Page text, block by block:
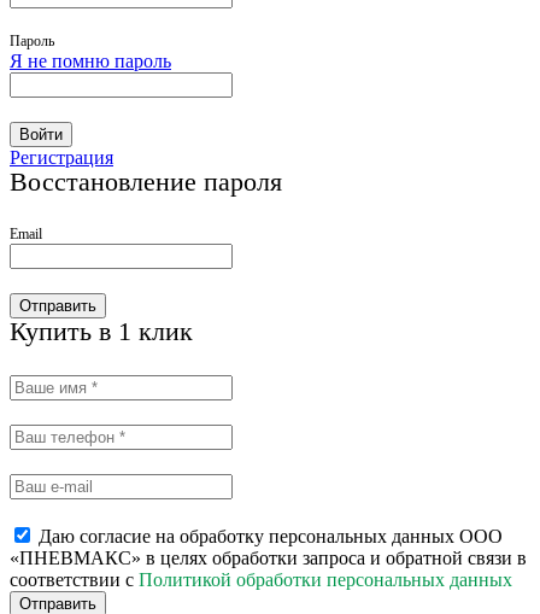
Пароль
Я не помню пароль
Войти
Регистрация
Восстановление пароля
Email
Отправить
Купить в 1 клик
Даю согласие на обработку персональных данных ООО
«ПНЕВМАКС» в целях обработки запроса и обратной связи в
соответствии с Политикой обработки персональных данных
Отправить